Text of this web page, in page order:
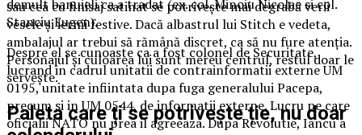
demult banuieli ca a tradat (ex. col. Minoiu Nicolae si col.
Stanciu Eugen).
Despre el se cunoaste ca a fost colonel de Securitate,
lucrand in cadrul unitatii de contrainformatii externe UM
0195, unitate infiintata dupa fuga generalului Pacepa,
precum si in UM 0544, de informatii externe. Lucru pe care
oficialii NATO nu prea il agreeaza. Dupa Revolutie, Iancu a
sau cea cu finisaj satinat se potrivește mai degrabă verii
vesele și iernii festive. Dacă albastrul lui Stitch e vedeta,
ambalajul ar trebui să rămână discret, ca să nu fure atenția.
Personajul și culoarea lui sunt mereu centrul, restul doar le
servește.
Paleta care ți se potrivește ție, nu doar